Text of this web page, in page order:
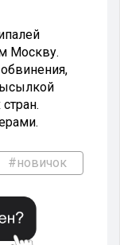
Москву.
#новичок